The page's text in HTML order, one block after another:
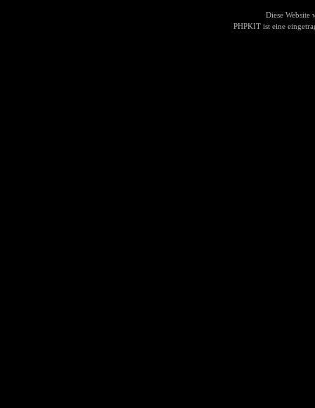
Diese Website
PHPKIT ist eine